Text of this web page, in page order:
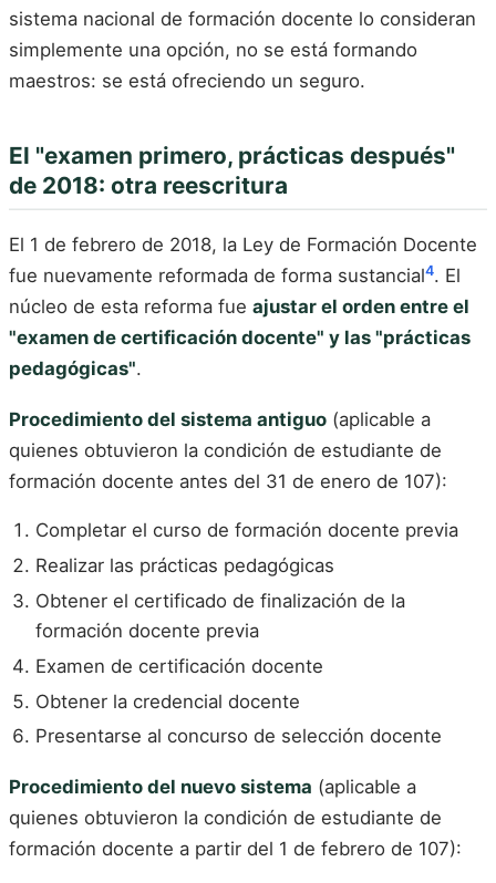
sistema nacional de formación docente lo consideran
simplemente una opción, no se está formando
maestros: se está ofreciendo un seguro.
El "examen primero, prácticas después"
de 2018: otra reescritura
El 1 de febrero de 2018, la Ley de Formación Docente
fue nuevamente reformada de forma sustancial4. El
núcleo de esta reforma fue ajustar el orden entre el
"examen de certificación docente" y las "prácticas
pedagógicas".
Procedimiento del sistema antiguo (aplicable a
quienes obtuvieron la condición de estudiante de
formación docente antes del 31 de enero de 107):
Completar el curso de formación docente previa
Realizar las prácticas pedagógicas
Obtener el certificado de finalización de la
formación docente previa
Examen de certificación docente
Obtener la credencial docente
Presentarse al concurso de selección docente
Procedimiento del nuevo sistema (aplicable a
quienes obtuvieron la condición de estudiante de
formación docente a partir del 1 de febrero de 107):